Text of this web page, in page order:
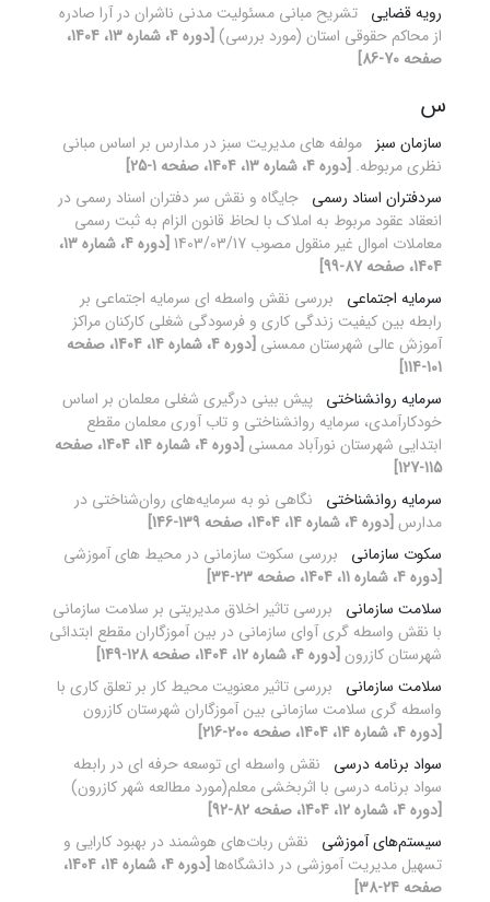
رویه قضایی تشریح مبانی مسئولیت مدنی ناشران در آرا صادره
از محاکم حقوقی استان (مورد بررسی)
[دوره 4، شماره 13، 1404،
صفحه 70-86]
س
سازمان سبز مولفه های مدیریت سبز در مدارس بر اساس مبانی
نظری مربوطه. [دوره 4، شماره 13، 1404، صفحه 1-25]
سردفتران اسناد رسمی جایگاه و نقش سر دفتران اسناد رسمی در
انعقاد عقود مربوط به املاک با لحاظ قانون الزام به ثبت رسمی
معاملات اموال غیر منقول مصوب 1403/03/17
[دوره 4، شماره 13،
1404، صفحه 87-99]
سرمایه اجتماعی
بررسی نقش واسطه ای سرمایه اجتماعی بر
رابطه بین کیفیت زندگی کاری و فرسودگی شغلی کارکنان مراکز
آموزش عالی شهرستان ممسنی
[دوره 4، شماره 14، 1404، صفحه
101-114]
سرمایه روانشناختی پیش بینی درگیری شغلی معلمان بر اساس
خودکارآمدی، سرمایه روانشناختی و تاب آوری معلمان مقطع
ابتدایی شهرستان نورآباد ممسنی
[دوره 4، شماره 14، 1404، صفحه
115-127]
سرمایه روانشناختی
نگاهی نو به سرمایه‌های روان‌شناختی در
مدارس [دوره 4، شماره 14، 1404، صفحه 139-146]
سکوت سازمانی
بررسی سکوت سازمانی در محیط های آموزشی
[دوره 4، شماره 11، 1404، صفحه 23-34]
سلامت سازمانی
بررسی تاثیر اخلاق مدیریتی بر سلامت سازمانی
با نقش واسطه گری آوای سازمانی در بین آموزگاران مقطع ابتدائی
شهرستان کازرون [دوره 4، شماره 12، 1404، صفحه 128-149]
سلامت سازمانی
بررسی تاثیر معنویت محیط کار بر تعلق کاری با
واسطه گری سلامت سازمانی بین آموزگاران شهرستان کازرون
[دوره 4، شماره 14، 1404، صفحه 200-216]
سواد برنامه درسی
نقش واسطه ای توسعه حرفه ای در رابطه
سواد برنامه درسی با اثربخشی معلم(مورد مطالعه شهر کازرون)
[دوره 4، شماره 12، 1404، صفحه 82-92]
سیستم‌های آموزشی
نقش ربات‌های هوشمند در بهبود کارایی و
تسهیل مدیریت آموزشی در دانشگاه‌ها
[دوره 4، شماره 14، 1404،
صفحه 24-38]